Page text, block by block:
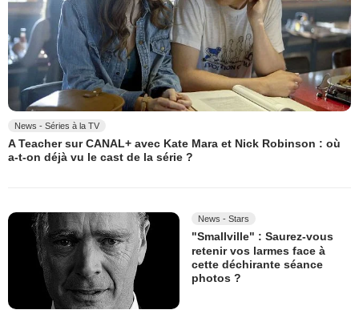
News - Séries à la TV
A Teacher sur CANAL+ avec Kate Mara et Nick Robinson : où
a-t-on déjà vu le cast de la série ?
News - Stars
"Smallville" : Saurez-vous
retenir vos larmes face à
cette déchirante séance
photos ?